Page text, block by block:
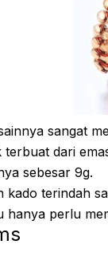
sangat
dari
sebesar 9g.
kado terindah
hanya perlu